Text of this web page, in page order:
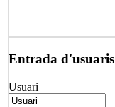
Entrada d'usuaris
Usuari